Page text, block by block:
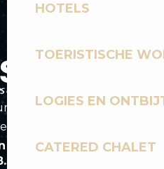
HOTELS
TOERISTISCHE
LOGIES EN
CATERED CHALET
Les Gets
74260 Les Gets
het seizoen van 8.30
uur